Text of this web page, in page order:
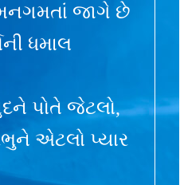
જાગે છે
ધમાલ
પોતે જેટલો,
એટલો પ્યાર